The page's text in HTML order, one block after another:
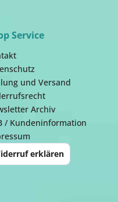
Service
und Versand
Archiv
/ Kundeninformation
erklären